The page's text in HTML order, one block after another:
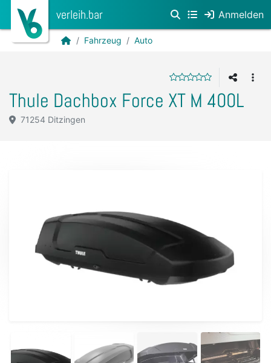
verleih.bar Anmelden
Fahrzeug Auto
Thule Dachbox Force XT M 400L
71254 Ditzingen